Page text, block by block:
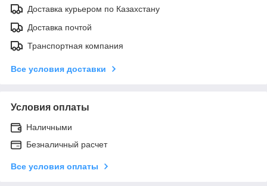
Доставка курьером по Казахстану
Доставка почтой
Транспортная компания
Все условия доставки
Условия оплаты
Наличными
Безналичный расчет
Все условия оплаты